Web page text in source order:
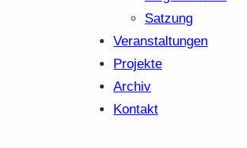
Satzung
Veranstaltungen
Projekte
Archiv
Kontakt